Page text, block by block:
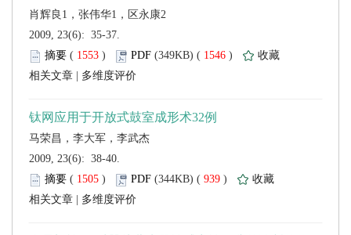
2009, 23(6): 35-37.
(
) 1546 )
2009, 23(6): 38-40.
(
) 939 )